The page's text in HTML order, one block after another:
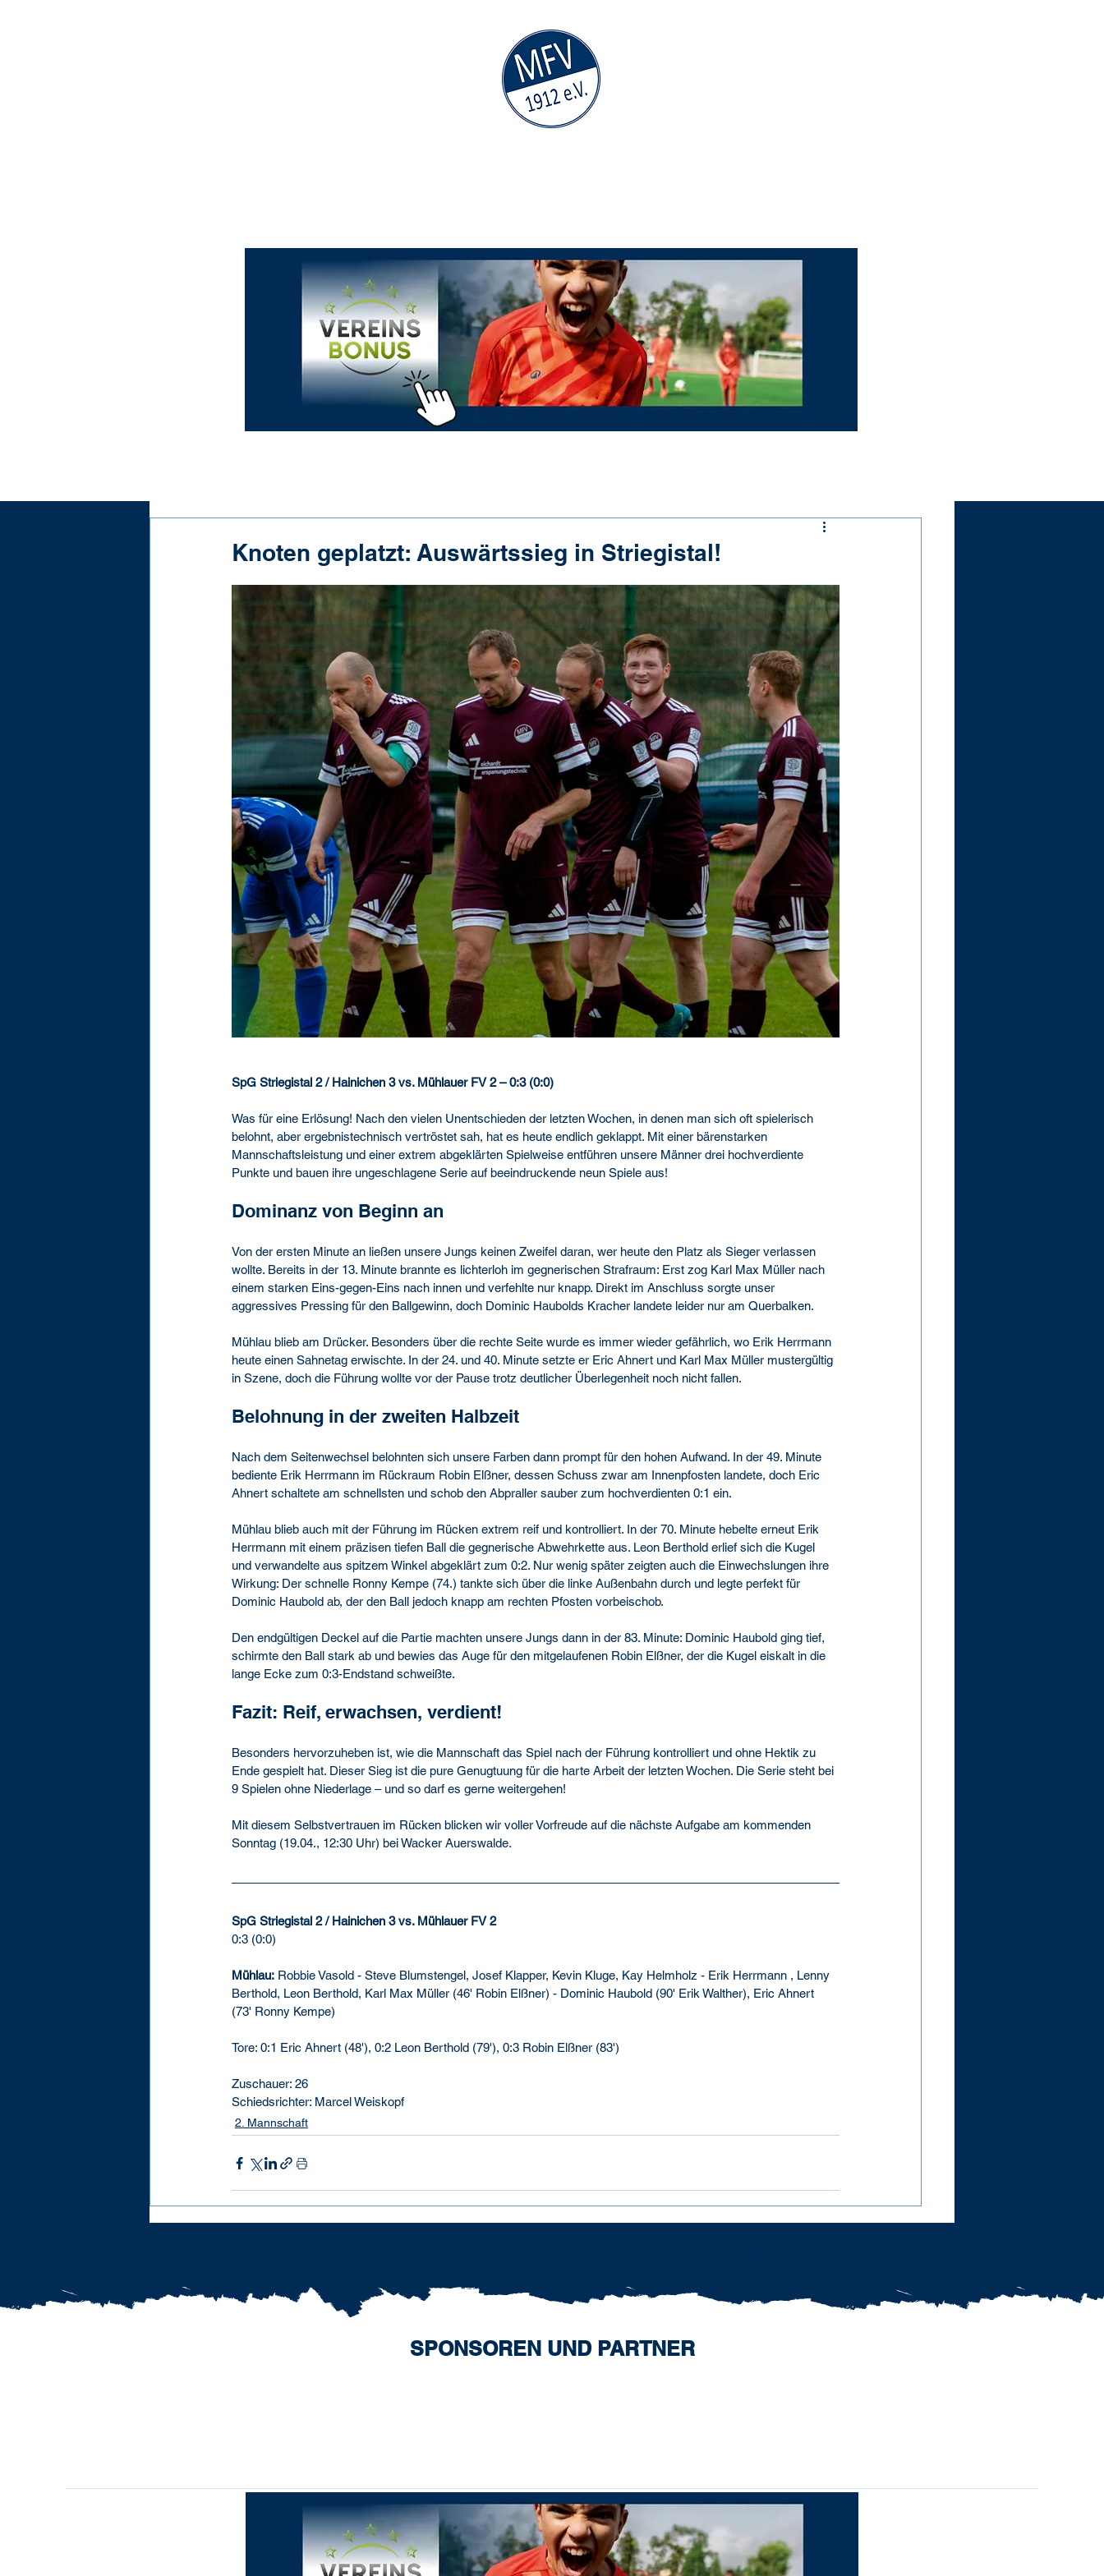
Knoten geplatzt: Auswärtssieg in Striegistal!
SpG Striegistal 2 / Hainichen 3 vs. Mühlauer FV 2 – 0:3 (0:0)
Was für eine Erlösung! Nach den vielen Unentschieden der letzten Wochen, in denen man sich oft spielerisch
belohnt, aber ergebnistechnisch vertröstet sah, hat es heute endlich geklappt. Mit einer bärenstarken
Mannschaftsleistung und einer extrem abgeklärten Spielweise entführen unsere Männer drei hochverdiente
Punkte und bauen ihre ungeschlagene Serie auf beeindruckende neun Spiele aus!
Dominanz von Beginn an
Von der ersten Minute an ließen unsere Jungs keinen Zweifel daran, wer heute den Platz als Sieger verlassen
wollte. Bereits in der 13. Minute brannte es lichterloh im gegnerischen Strafraum: Erst zog Karl Max Müller nach
einem starken Eins-gegen-Eins nach innen und verfehlte nur knapp. Direkt im Anschluss sorgte unser
aggressives Pressing für den Ballgewinn, doch Dominic Haubolds Kracher landete leider nur am Querbalken.
Mühlau blieb am Drücker. Besonders über die rechte Seite wurde es immer wieder gefährlich, wo Erik Herrmann
heute einen Sahnetag erwischte. In der 24. und 40. Minute setzte er Eric Ahnert und Karl Max Müller mustergültig
in Szene, doch die Führung wollte vor der Pause trotz deutlicher Überlegenheit noch nicht fallen.
Belohnung in der zweiten Halbzeit
Nach dem Seitenwechsel belohnten sich unsere Farben dann prompt für den hohen Aufwand. In der 49. Minute
bediente Erik Herrmann im Rückraum Robin Elßner, dessen Schuss zwar am Innenpfosten landete, doch Eric
Ahnert schaltete am schnellsten und schob den Abpraller sauber zum hochverdienten 0:1 ein.
Mühlau blieb auch mit der Führung im Rücken extrem reif und kontrolliert. In der 70. Minute hebelte erneut Erik
Herrmann mit einem präzisen tiefen Ball die gegnerische Abwehrkette aus. Leon Berthold erlief sich die Kugel
und verwandelte aus spitzem Winkel abgeklärt zum 0:2. Nur wenig später zeigten auch die Einwechslungen ihre
Wirkung: Der schnelle Ronny Kempe (74.) tankte sich über die linke Außenbahn durch und legte perfekt für
Dominic Haubold ab, der den Ball jedoch knapp am rechten Pfosten vorbeischob.
Den endgültigen Deckel auf die Partie machten unsere Jungs dann in der 83. Minute: Dominic Haubold ging tief,
schirmte den Ball stark ab und bewies das Auge für den mitgelaufenen Robin Elßner, der die Kugel eiskalt in die
lange Ecke zum 0:3-Endstand schweißte.
Fazit: Reif, erwachsen, verdient!
Besonders hervorzuheben ist, wie die Mannschaft das Spiel nach der Führung kontrolliert und ohne Hektik zu
Ende gespielt hat. Dieser Sieg ist die pure Genugtuung für die harte Arbeit der letzten Wochen. Die Serie steht bei
9 Spielen ohne Niederlage – und so darf es gerne weitergehen!
Mit diesem Selbstvertrauen im Rücken blicken wir voller Vorfreude auf die nächste Aufgabe am kommenden
Sonntag (19.04., 12:30 Uhr) bei Wacker Auerswalde.
SpG Striegistal 2 / Hainichen 3 vs. Mühlauer FV 2
0:3 (0:0)
Mühlau: Robbie Vasold - Steve Blumstengel, Josef Klapper, Kevin Kluge, Kay Helmholz - Erik Herrmann , Lenny
Berthold, Leon Berthold, Karl Max Müller (46' Robin Elßner) - Dominic Haubold (90' Erik Walther), Eric Ahnert
(73' Ronny Kempe)
Tore: 0:1 Eric Ahnert (48'), 0:2 Leon Berthold (79'), 0:3 Robin Elßner (83')
Zuschauer: 26
Schiedsrichter: Marcel Weiskopf
2. Mannschaft
SPONSOREN UND PARTNER